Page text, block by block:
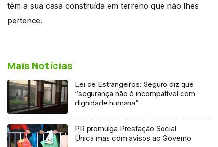
têm a sua casa construída em terreno que não lhes
pertence.
Mais Notícias
Lei de Estrangeiros: Seguro diz que
“segurança não é incompatível com
dignidade humana”
PR promulga Prestação Social
Única mas com avisos ao Governo